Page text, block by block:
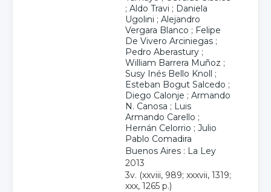
; Aldo Travi ; Daniela
Ugolini ; Alejandro
Vergara Blanco ; Felipe
De Vivero Arciniegas ;
Pedro Aberastury ;
William Barrera Muñoz ;
Susy Inés Bello Knoll ;
Esteban Bogut Salcedo ;
Diego Calonje ; Armando
N. Canosa ; Luis
Armando Carello ;
Hernán Celorrio ; Julio
Pablo Comadira
Buenos Aires : La Ley
2013
3v. (xxviii, 989; xxxvii, 1319;
xxx, 1265 p.)